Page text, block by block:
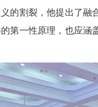
的割裂，他提出了
第一性原理，也应